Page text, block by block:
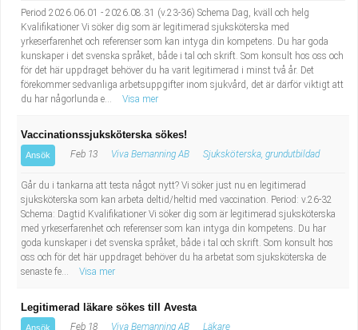
Period 2026.06.01 - 2026.08.31 (v.23-36) Schema Dag, kväll och helg
Kvalifikationer Vi söker dig som är legitimerad sjuksköterska med
yrkeserfarenhet och referenser som kan intyga din kompetens. Du har goda
kunskaper i det svenska språket, både i tal och skrift. Som konsult hos oss och
för det här uppdraget behöver du ha varit legitimerad i minst två år. Det
förekommer sedvanliga arbetsuppgifter inom sjukvård, det är därför viktigt att
du har någorlunda e...
Visa mer
Vaccinationssjuksköterska sökes!
Ansök Feb 13 Viva Bemanning AB Sjuksköterska, grundutbildad
Går du i tankarna att testa något nytt? Vi söker just nu en legitimerad
sjuksköterska som kan arbeta deltid/heltid med vaccination. Period: v.26-32
Schema: Dagtid Kvalifikationer Vi söker dig som är legitimerad sjuksköterska
med yrkeserfarenhet och referenser som kan intyga din kompetens. Du har
goda kunskaper i det svenska språket, både i tal och skrift. Som konsult hos
oss och för det här uppdraget behöver du ha arbetat som sjuksköterska de
senaste fe...
Visa mer
Legitimerad läkare sökes till Avesta
Ansök Feb 18 Viva Bemanning AB Läkare